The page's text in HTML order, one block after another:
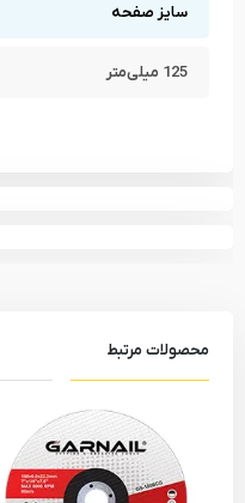
سایز صفحه
125 میلی‌متر
محصولات مرتبط